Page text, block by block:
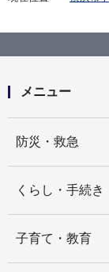
自動車
市営バ
メニュー
防災・救急
くらし・手続き
子育て・教育